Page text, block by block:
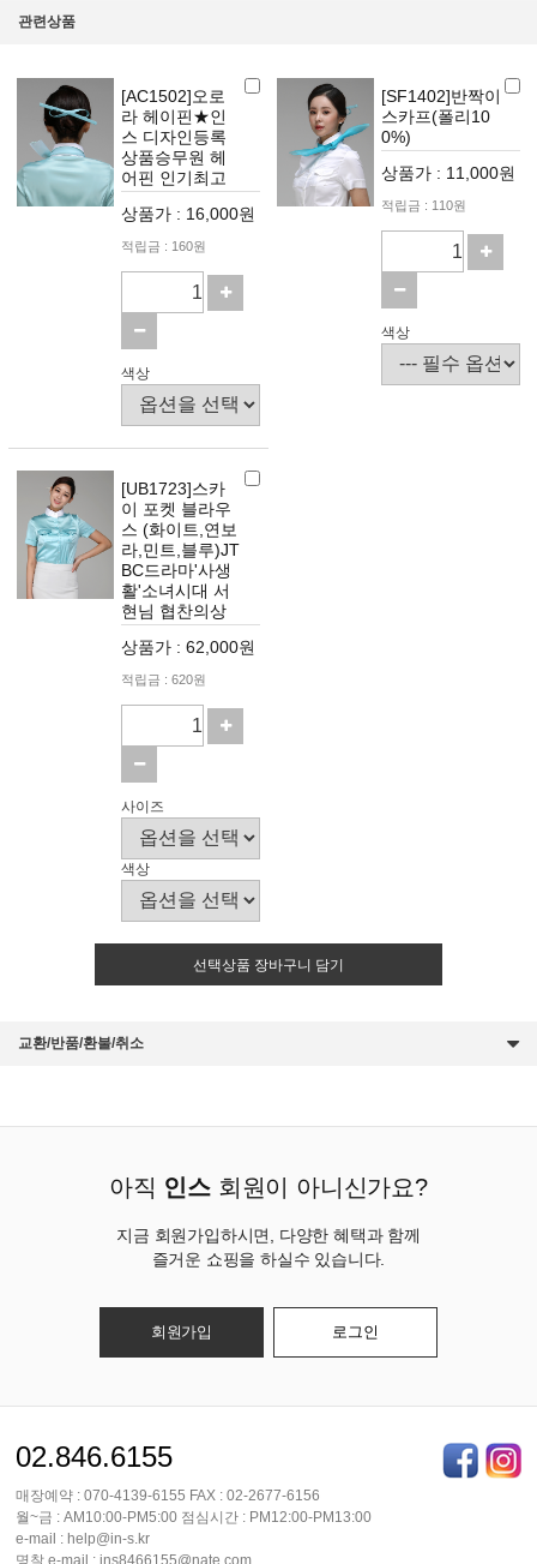
관련상품
[AC1502]오로
라 헤이핀★인
스 디자인등록
상품승무원 헤
어핀 인기최고
상품가 : 16,000원
적립금 : 160원
색상
[SF1402]반짝이
스카프(폴리10
0%)
상품가 : 11,000원
적립금 : 110원
색상
[UB1723]스카
이 포켓 블라우
스 (화이트,연보
라,민트,블루)JT
BC드라마'사생
활'소녀시대 서
현님 협찬의상
상품가 : 62,000원
적립금 : 620원
사이즈
색상
선택상품 장바구니 담기
교환/반품/환불/취소
아직 인스 회원이 아니신가요?
지금 회원가입하시면, 다양한 혜택과 함께
즐거운 쇼핑을 하실수 있습니다.
회원가입 로그인
02.846.6155
매장예약 : 070-4139-6155 FAX : 02-2677-6156
월~금 : AM10:00-PM5:00 점심시간 : PM12:00-PM13:00
e-mail : help@in-s.kr